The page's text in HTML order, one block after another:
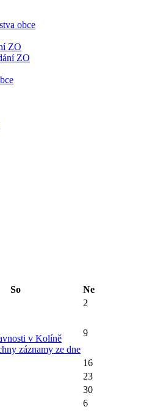
obce
ZO
ZO
So
Ne
2
v Kolíně
záznamy ze dne
9
16
23
30
6